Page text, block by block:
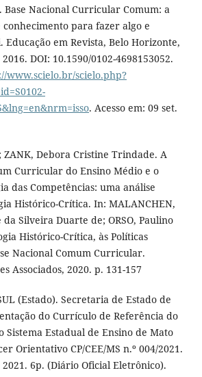
Base Nacional Curricular Comum: a
conhecimento para fazer algo e
Educação em Revista, Belo Horizonte,
DOI: 10.1590/0102-4698153052.
www.scielo.br/scielo.php?
. Acesso em: 09 set.
ZANK, Debora Cristine Trindade. A
Curricular do Ensino Médio e o
das Competências: uma análise
Histórico-Crítica. In: MALANCHEN,
da Silveira Duarte de; ORSO, Paulino
Histórico-Crítica, às Políticas
Nacional Comum Curricular.
Associados, 2020. p. 131-157
(Estado). Secretaria de Estado de
do Currículo de Referência do
Sistema Estadual de Ensino de Mato
Orientativo CP/CEE/MS n.º 004/2021.
2021. 6p. (Diário Oficial Eletrônico).